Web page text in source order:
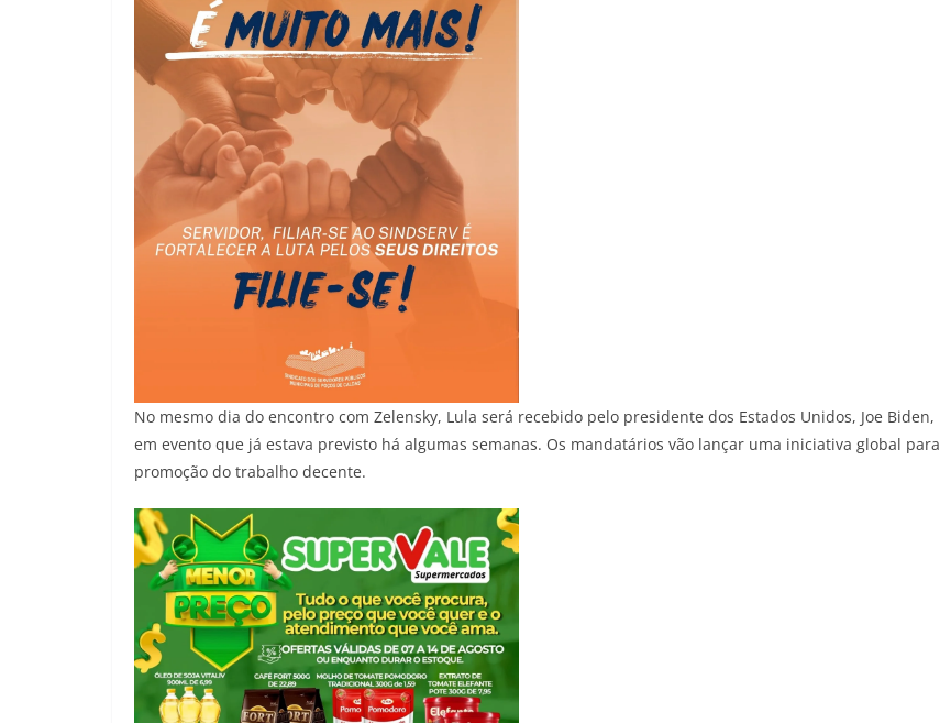
No mesmo dia do encontro com Zelensky, Lula será recebido pelo presidente dos Estados Unidos, Joe Biden,
em evento que já estava previsto há algumas semanas. Os mandatários vão lançar uma iniciativa global para
promoção do trabalho decente.